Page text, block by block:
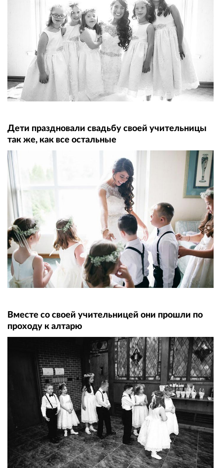
Дети праздновали свадьбу своей учительницы
так же, как все остальные
Вместе со своей учительницей они прошли по
проходу к алтарю